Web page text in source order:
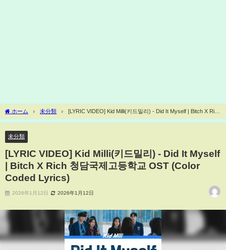
ホーム 未分類
[LYRIC VIDEO] Kid Milli(키드밀리) - Did It Myself | Bitch X Rich
청담국제고등학교 OST (Color Coded Lyrics)
未分類
[LYRIC VIDEO] Kid Milli(키드밀리) - Did It Myself
| Bitch X Rich 청담국제고등학교 OST (Color
Coded Lyrics)
2026年1月12日 2026年1月12日